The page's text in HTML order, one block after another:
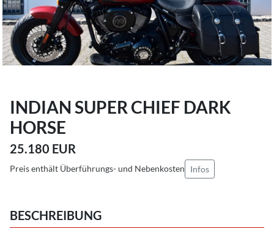
INDIAN SUPER CHIEF DARK
HORSE
25.180 EUR
Preis enthält Überführungs- und Nebenkosten Infos
BESCHREIBUNG